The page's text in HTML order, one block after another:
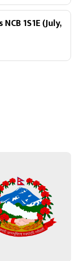
1S1E (July,